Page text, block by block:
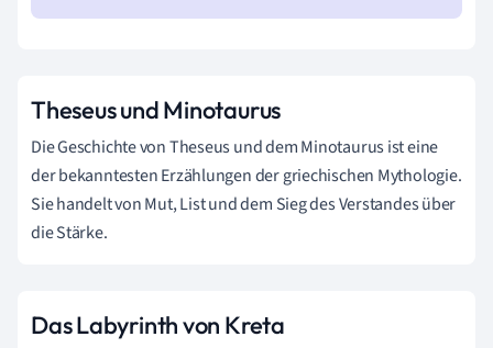
Theseus und Minotaurus
Die Geschichte von Theseus und dem Minotaurus ist eine
der bekanntesten Erzählungen der griechischen Mythologie.
Sie handelt von Mut, List und dem Sieg des Verstandes über
die Stärke.
Das Labyrinth von Kreta